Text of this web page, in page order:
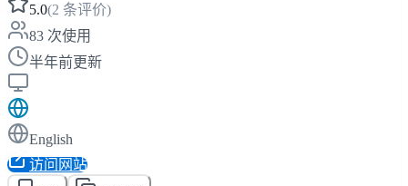
5.0(2 条评价)
83 次使用
半年前更新
English
访问网站